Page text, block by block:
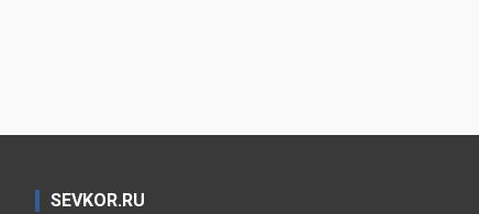
SEVKOR.RU